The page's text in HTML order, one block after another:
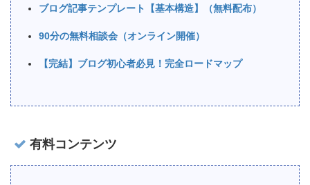
ブログ記事テンプレート【基本構造】（無料配布）
90分の無料相談会（オンライン開催）
【完結】ブログ初心者必見！完全ロードマップ
有料コンテンツ